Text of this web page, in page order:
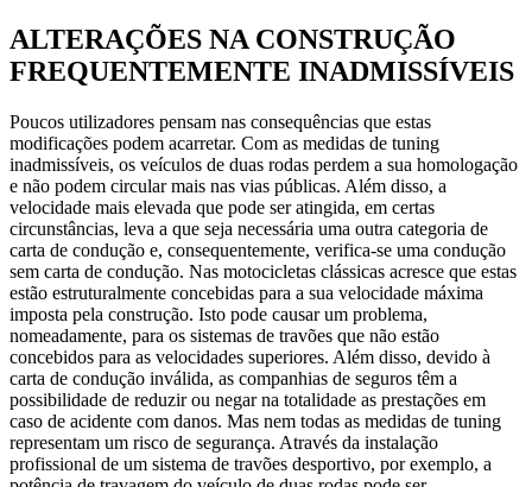
ALTERAÇÕES NA CONSTRUÇÃO
FREQUENTEMENTE INADMISSÍVEIS
Poucos utilizadores pensam nas consequências que estas
modificações podem acarretar. Com as medidas de tuning
inadmissíveis, os veículos de duas rodas perdem a sua homologação
e não podem circular mais nas vias públicas. Além disso, a
velocidade mais elevada que pode ser atingida, em certas
circunstâncias, leva a que seja necessária uma outra categoria de
carta de condução e, consequentemente, verifica-se uma condução
sem carta de condução. Nas motocicletas clássicas acresce que estas
estão estruturalmente concebidas para a sua velocidade máxima
imposta pela construção. Isto pode causar um problema,
nomeadamente, para os sistemas de travões que não estão
concebidos para as velocidades superiores. Além disso, devido à
carta de condução inválida, as companhias de seguros têm a
possibilidade de reduzir ou negar na totalidade as prestações em
caso de acidente com danos. Mas nem todas as medidas de tuning
representam um risco de segurança. Através da instalação
profissional de um sistema de travões desportivo, por exemplo, a